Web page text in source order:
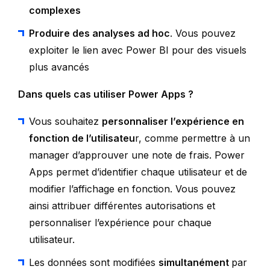
complexes
Produire des analyses ad hoc. Vous pouvez
exploiter le lien avec Power BI pour des visuels
plus avancés
Dans quels cas utiliser Power Apps ?
Vous souhaitez personnaliser l’expérience en
fonction de l’utilisateur, comme permettre à un
manager d’approuver une note de frais. Power
Apps permet d’identifier chaque utilisateur et de
modifier l’affichage en fonction. Vous pouvez
ainsi attribuer différentes autorisations et
personnaliser l’expérience pour chaque
utilisateur.
Les données sont modifiées simultanément par